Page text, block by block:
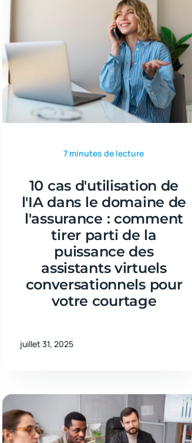
7 minutes de lecture
10 cas d'utilisation de
l'IA dans le domaine de
l'assurance : comment
tirer parti de la
puissance des
assistants virtuels
conversationnels pour
votre courtage
juillet 31, 2025